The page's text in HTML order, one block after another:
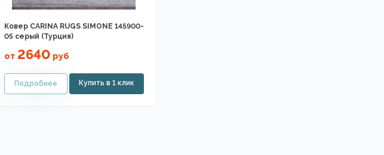
Ковер CARINA RUGS SIMONE 145900-
05 серый (Турция)
от 2640 руб